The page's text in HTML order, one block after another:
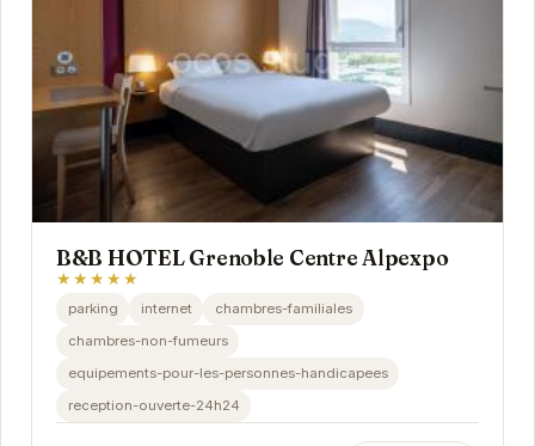
B&B HOTEL Grenoble Centre Alpexpo
★★★★★
parking internet
chambres-familiales
chambres-non-fumeurs
equipements-pour-les-personnes-handicapees
reception-ouverte-24h24